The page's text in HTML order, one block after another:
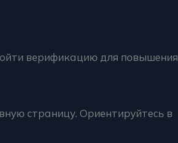
верификацию для повышения
страницу. Ориентируйтесь в